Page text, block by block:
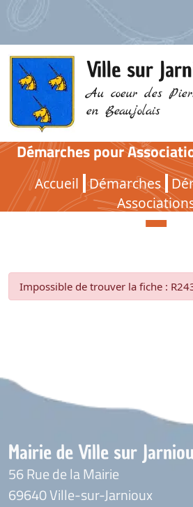
Ville sur
Au coeur des
en Beaujolais
Démarches pour
Accueil Démarches
Démarches pour
Impossible de trouver la fiche :
Mairie de Ville sur
56 Rue de la Mairie
69640 Ville-sur-Jarnioux